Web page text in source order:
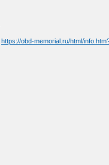
https://obd-memorial.ru/html/